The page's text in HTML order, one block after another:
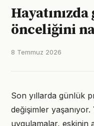
önceliğini
8 Temmuz 2026
Son yıllarda günlük
değişimler yaşanıyor.
uygulamalar, eskinin